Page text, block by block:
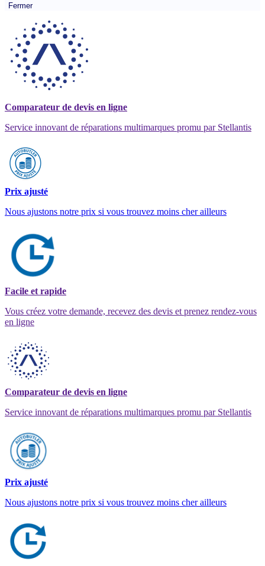
Fermer
Comparateur de devis en ligne
Service innovant de réparations multimarques promu par Stellantis
Prix ajusté
Nous ajustons notre prix si vous trouvez moins cher ailleurs
Facile et rapide
Vous créez votre demande, recevez des devis et prenez rendez-vous
en ligne
Comparateur de devis en ligne
Service innovant de réparations multimarques promu par Stellantis
Prix ajusté
Nous ajustons notre prix si vous trouvez moins cher ailleurs